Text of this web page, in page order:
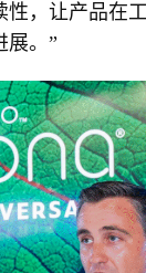
性，让产品在
展。”